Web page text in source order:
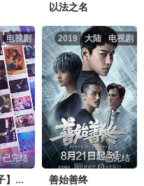
以法之名
电视剧
已完结
【我推的孩子】真人版
电视剧
大陆
2019
已完结
善始善终